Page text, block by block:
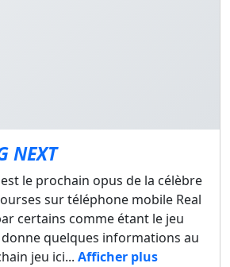
NEXT
le prochain opus de la célèbre
sur téléphone mobile Real
certains comme étant le jeu
donne quelques informations au
jeu ici... Afficher plus